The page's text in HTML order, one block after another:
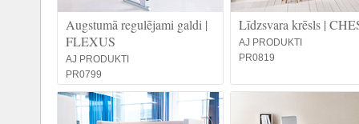
Augstumā regulējami galdi |
FLEXUS
AJ PRODUKTI
PR0799
Līdzsvara krēsls |
AJ PRODUKTI
PR0819